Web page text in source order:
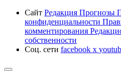
Сайт Редакция Прогнозы
конфиденциальности
комментирования
собственности
Соц. сети facebook x